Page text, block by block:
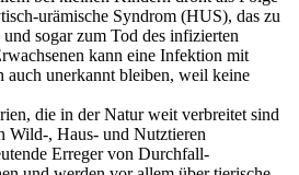
urämische Syndrom (HUS), das zu
sogar zum Tod des infizierten
kann eine Infektion mit
unerkannt bleiben, weil keine
die in der Natur weit verbreitet sind
Wild-, Haus- und Nutztieren
Erreger von Durchfall-